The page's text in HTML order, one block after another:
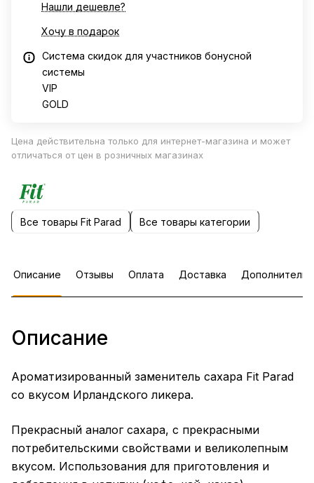
Нашли дешевле?
Хочу в подарок
Система скидок для участников бонусной
системы
VIP
GOLD
Цена действительна только для интернет-магазина и может
отличаться от цен в розничных магазинах
Все товары Fit Parad Все товары категории
Описание Отзывы Оплата Доставка
Описание
Ароматизированный заменитель сахара Fit Parad
со вкусом Ирландского ликера.
Прекрасный аналог сахара, с прекрасными
потребительскими свойствами и великолепным
вкусом. Использования для приготовления и